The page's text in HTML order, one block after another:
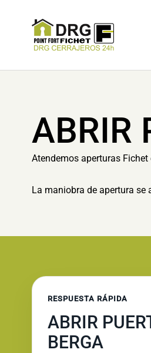
ABRIR
Atendemos aperturas
La maniobra de apertura
RESPUESTA RÁPIDA
ABRIR
BERGA